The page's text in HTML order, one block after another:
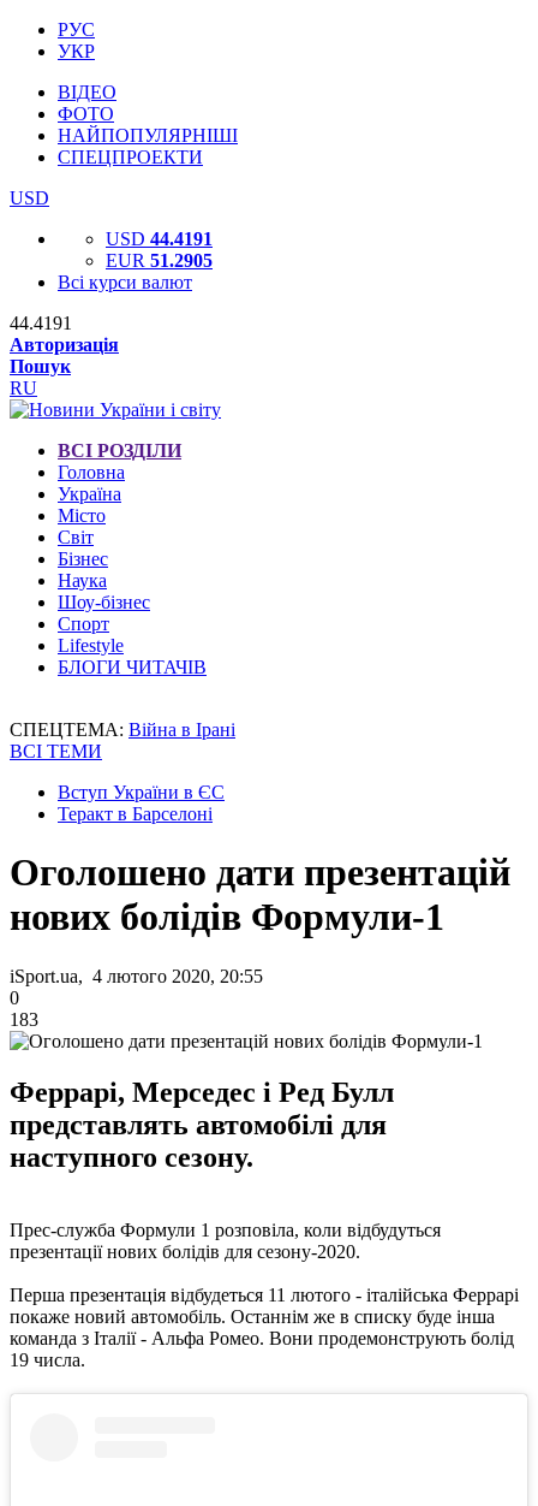
РУС
УКР
ВІДЕО
ФОТО
НАЙПОПУЛЯРНІШІ
СПЕЦПРОЕКТИ
USD
USD 44.4191
EUR 51.2905
Всі курси валют
44.4191
Авторизація
Пошук
RU
ВСІ РОЗДІЛИ
Головна
Україна
Місто
Світ
Бізнес
Наука
Шоу-бізнес
Спорт
Lifestyle
БЛОГИ ЧИТАЧІВ
СПЕЦТЕМА: Війна в Ірані
ВСІ ТЕМИ
Вступ України в ЄС
Теракт в Барселоні
Оголошено дати презентацій
нових болідів Формули-1
iSport.ua, 4 лютого 2020, 20:55
0
183
Феррарі, Мерседес і Ред Булл
представлять автомобілі для
наступного сезону.
Прес-служба Формули 1 розповіла, коли відбудуться
презентації нових болідів для сезону-2020.
Перша презентація відбудеться 11 лютого - італійська Феррарі
покаже новий автомобіль. Останнім же в списку буде інша
команда з Італії - Альфа Ромео. Вони продемонструють болід
19 числа.